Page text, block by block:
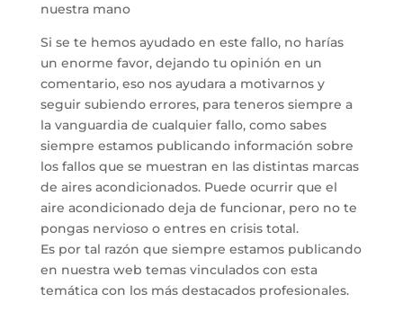
nuestra mano
Si se te hemos ayudado en este fallo, no harías
un enorme favor, dejando tu opinión en un
comentario, eso nos ayudara a motivarnos y
seguir subiendo errores, para teneros siempre a
la vanguardia de cualquier fallo, como sabes
siempre estamos publicando información sobre
los fallos que se muestran en las distintas marcas
de aires acondicionados. Puede ocurrir que el
aire acondicionado deja de funcionar, pero no te
pongas nervioso o entres en crisis total.
Es por tal razón que siempre estamos publicando
en nuestra web temas vinculados con esta
temática con los más destacados profesionales.